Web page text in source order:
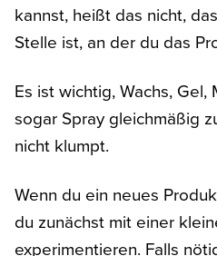
kannst, heißt das nicht,
Stelle ist, an der du das
Es ist wichtig, Wachs, Gel,
sogar Spray gleichmäßig
nicht klumpt.
Wenn du ein neues
du zunächst mit einer
experimentieren. Falls